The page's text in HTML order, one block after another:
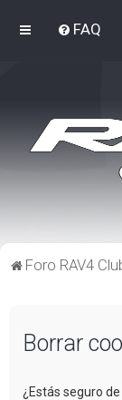
FAQ
Foro RAV4
Borrar
¿Estás seguro